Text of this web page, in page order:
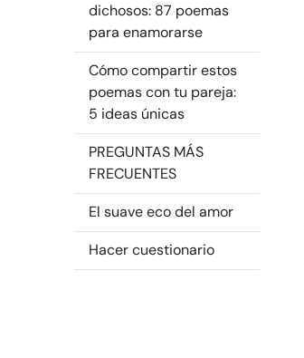
dichosos: 87 poemas
para enamorarse
Cómo compartir estos
poemas con tu pareja:
5 ideas únicas
PREGUNTAS MÁS
FRECUENTES
El suave eco del amor
Hacer cuestionario